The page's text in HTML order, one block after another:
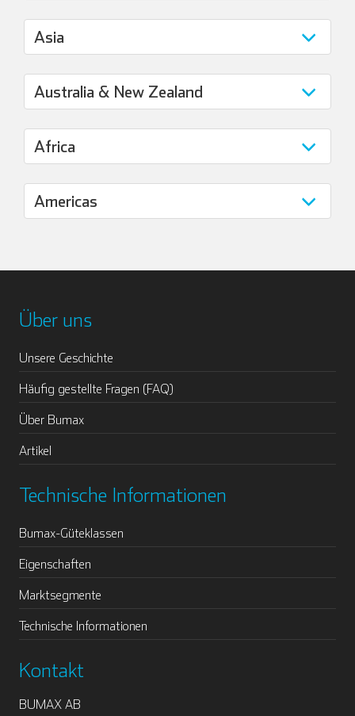
Über uns
Unsere Geschichte
Häufig gestellte Fragen (FAQ)
Über Bumax
Artikel
Technische Informationen
Bumax-Güteklassen
Eigenschaften
Marktsegmente
Technische Informationen
Kontakt
BUMAX AB